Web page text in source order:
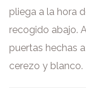
pliega a la hora
recogido abajo.
puertas hechas
cerezo y blanco.